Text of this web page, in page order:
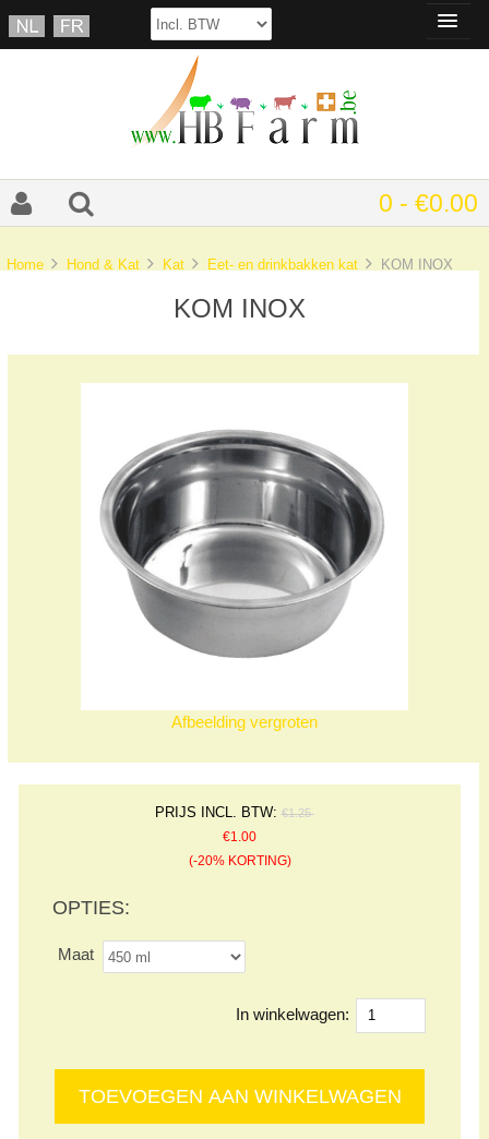
0 - €0.00
Home Hond & Kat Kat Eet- en drinkbakken kat KOM INOX
KOM INOX
Afbeelding vergroten
PRIJS INCL. BTW: €1.25
€1.00
(-20% KORTING)
OPTIES:
Maat
In winkelwagen: